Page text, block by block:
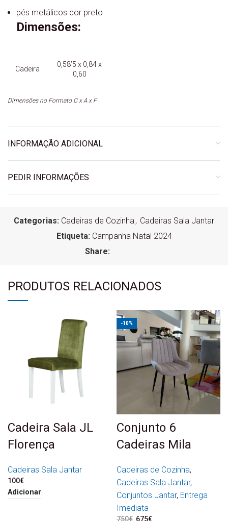
pés metálicos cor preto
Dimensões:
Cadeira
0,58’5 x 0,84 x
0,60
Dimensões no Formato C x A x F
INFORMAÇÃO ADICIONAL
PEDIR INFORMAÇÕES
Categorias: Cadeiras de Cozinha, Cadeiras Sala Jantar
Etiqueta: Campanha Natal 2024
Share:
PRODUTOS RELACIONADOS
Cadeira Sala JL
Florença
Cadeiras Sala Jantar
100€
Adicionar
-10%
Conjunto 6
Cadeiras Mila
Cadeiras de Cozinha,
Cadeiras Sala Jantar,
Conjuntos Jantar, Entrega
Imediata
750€ O preço original era:
675€